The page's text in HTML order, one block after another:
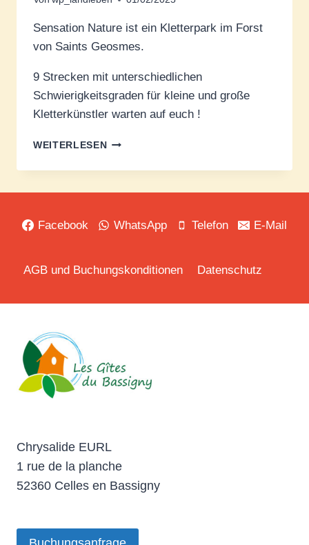
Sensation Nature ist ein Kletterpark im Forst
von Saints Geosmes.
9 Strecken mit unterschiedlichen
Schwierigkeitsgraden für kleine und große
Kletterkünstler warten auf euch !
WEITERLESENKLETTERPARK
NATURE
Facebook WhatsApp Telefon E-Mail
AGB und Buchungskonditionen Datenschutz
Chrysalide EURL
1 rue de la planche
52360 Celles en Bassigny